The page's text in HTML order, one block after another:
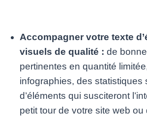
Accompagner votre texte
visuels de qualité : de
pertinentes en quantité
infographies, des statistiques
d’éléments qui susciteront
petit tour de votre site web ou